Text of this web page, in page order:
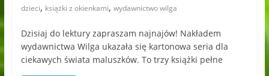
dzieci, książki z okienkami, wydawnictwo wilga
Dzisiaj do lektury zapraszam najnajów! Nakładem
wydawnictwa Wilga ukazała się kartonowa seria dla
ciekawych świata maluszków. To trzy książki pełne